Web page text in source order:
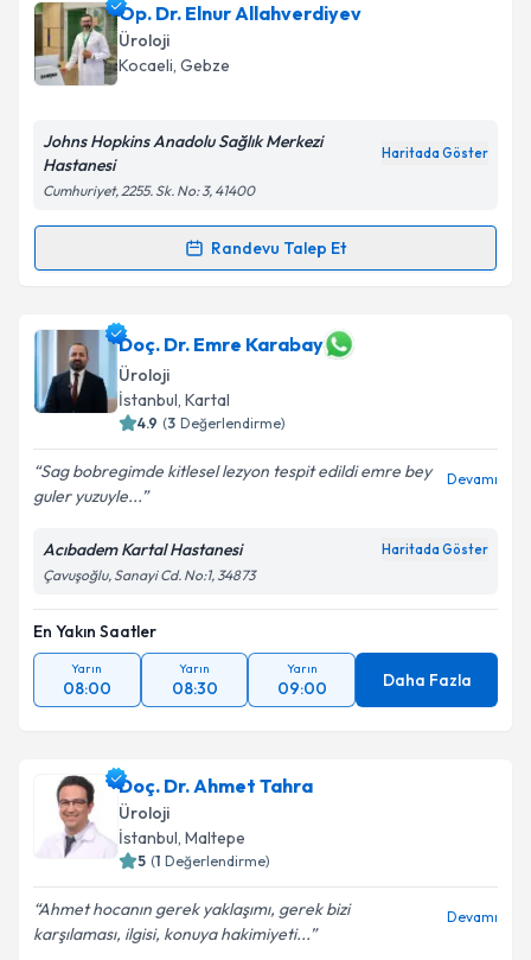
Op. Dr. Elnur Allahverdiyev
Üroloji
Kocaeli, Gebze
Johns Hopkins Anadolu Sağlık Merkezi
Hastanesi
Haritada Göster
Cumhuriyet, 2255. Sk. No: 3, 41400
Randevu Talep Et
Randevu Takvimi Talebi
Op. Dr. Elnur Allahverdiyeviçin randevu takvimi
talebi oluşturun. Size bu uzmandan randevu almanız
için bir takvim hazırlandığında e-posta ile
bilgilendireceğiz.
E-posta Adresiniz
Kişisel verilerimin işlenmesine ilişkin
kapsamda işlenmesini kabul ediyorum.
Takvim Talebini Gönder
Doç. Dr. Emre Karabay
Üroloji
İstanbul, Kartal
4.9 (3 Değerlendirme)
Sag bobregimde kitlesel lezyon tespit edildi emre bey
guler yuzuyle...
Devamı
Acıbadem Kartal Hastanesi Haritada Göster
Çavuşoğlu, Sanayi Cd. No:1, 34873
En Yakın Saatler
Yarın
08:00
Yarın
08:30
Yarın
09:00 Daha Fazla
Doç. Dr. Ahmet Tahra
Üroloji
İstanbul, Maltepe
5 (1 Değerlendirme)
Ahmet hocanın gerek yaklaşımı, gerek bizi
karşılaması, ilgisi, konuya hakimiyeti...
Devamı